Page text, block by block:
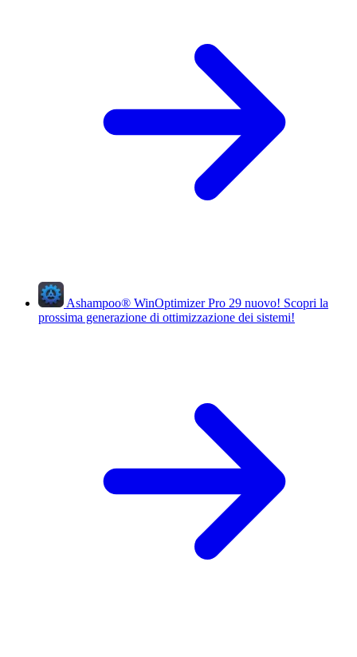
Ashampoo® WinOptimizer Pro 29 nuovo! Scopri la
prossima generazione di ottimizzazione dei sistemi!